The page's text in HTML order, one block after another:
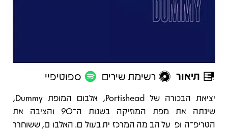
תיאור רשימת שירים ספוטיפיי
תיאור
יציאת הבכורה של Portishead, אלבום המופת Dummy,
שינתה את מפת המוזיקה בשנות ה־90 והציבה את
הטריפ־הופ על הבמה המרכזית בעולם. האלבום, ששוחרר